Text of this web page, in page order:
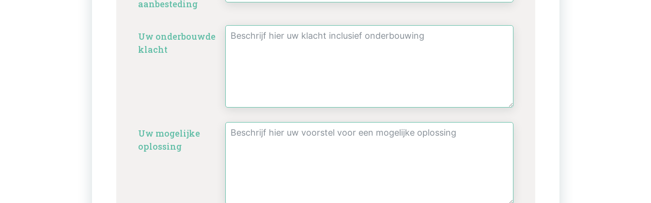
aanbesteding
Uw onderbouwde
klacht
Uw mogelijke
oplossing